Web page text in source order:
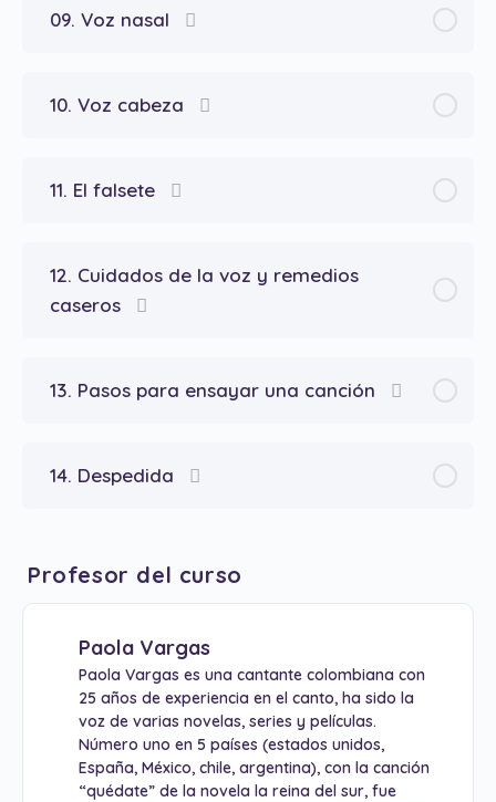
09. Voz nasal
10. Voz cabeza
11. El falsete
12. Cuidados de la voz y remedios
caseros
13. Pasos para ensayar una canción
14. Despedida
Profesor del curso
Paola Vargas
Paola Vargas es una cantante colombiana con
25 años de experiencia en el canto, ha sido la
voz de varias novelas, series y películas.
Número uno en 5 países (estados unidos,
España, México, chile, argentina), con la canción
“quédate” de la novela la reina del sur, fue